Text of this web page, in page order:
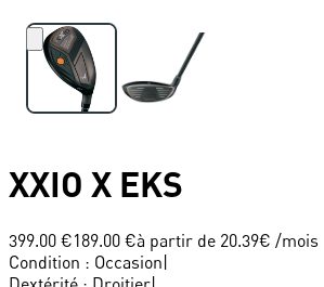
XXIO X EKS
399.00 €189.00 €à partir de 20.39€ /mois
Condition : Occasion|